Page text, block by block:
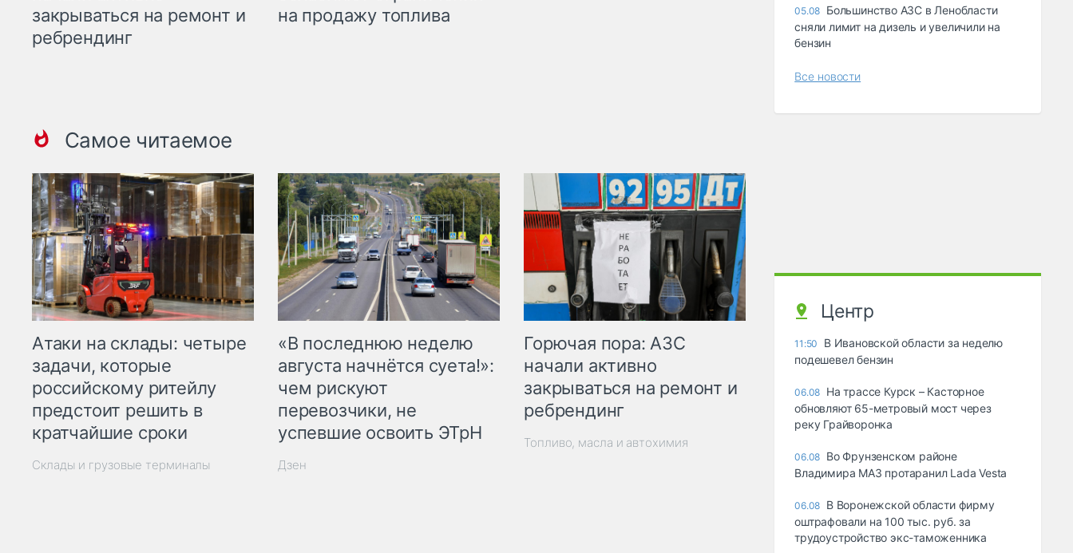
закрываться на ремонт и
ребрендинг
на продажу топлива
Самое читаемое
Атаки на склады: четыре
задачи, которые
российскому ритейлу
предстоит решить в
кратчайшие сроки
Склады и грузовые терминалы
«В последнюю неделю
августа начнётся суета!»:
чем рискуют
перевозчики, не
успевшие освоить ЭТрН
Дзен
Горючая пора: АЗС
начали активно
закрываться на ремонт и
ребрендинг
Топливо, масла и автохимия
05.08 Большинство АЗС в Ленобласти
сняли лимит на дизель и увеличили на
бензин
Все новости
Центр
11:50
В Ивановской области за неделю
подешевел бензин
06.08 На трассе Курск – Касторное
обновляют 65-метровый мост через
реку Грайворонка
06.08 Во Фрунзенском районе
Владимира МАЗ протаранил Lada Vesta
06.08 В Воронежской области фирму
оштрафовали на 100 тыс. руб. за
трудоустройство экс-таможенника